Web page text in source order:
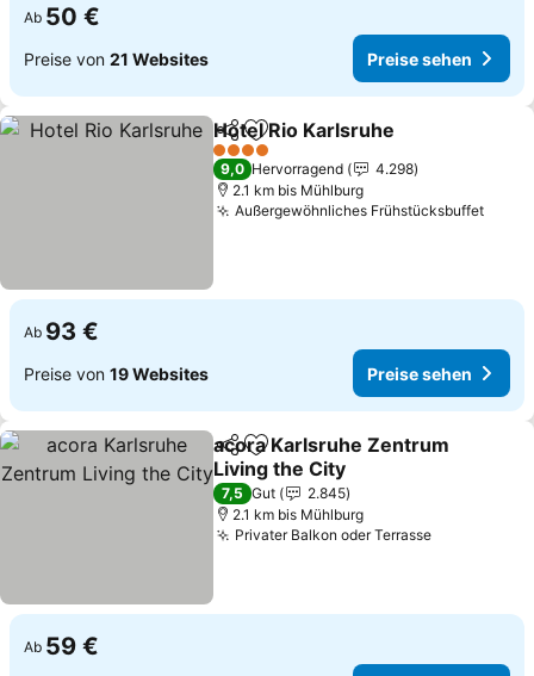
Ab 50 €
Preise von 21 Websites Preise sehen
TeilenZu Favoriten hinzufügen
Hotel Rio Karlsruhe
4 Sterne
9,0 Hervorragend
4.298
2.1 km bis Mühlburg
Außergewöhnliches Frühstücksbuffet
Ab 93 €
Preise von 19 Websites Preise sehen
TeilenZu Favoriten hinzufügen
acora Karlsruhe Zentrum
Living the City
7,5 Gut
2.845
2.1 km bis Mühlburg
Privater Balkon oder Terrasse
Ab 59 €